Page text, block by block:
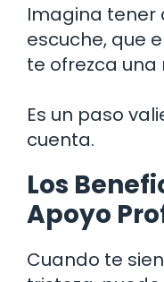
Imagina tener
escuche, que
te ofrezca
Es un paso
cuenta.
Los
Apoyo
Cuando te